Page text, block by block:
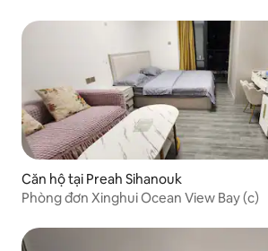
Căn hộ tại Preah Sihanouk
Phòng đơn Xinghui Ocean View Bay (c)